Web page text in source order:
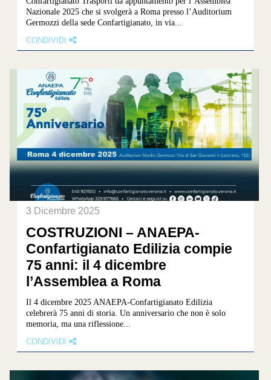
Nazionale 2025 che si svolgerà a Roma presso l’Auditorium
Germozzi della sede Confartigianato, in via...
CONDIVIDI
3 Dicembre 2025
COSTRUZIONI – ANAEPA-
Confartigianato Edilizia compie
75 anni: il 4 dicembre
l’Assemblea a Roma
Il 4 dicembre 2025 ANAEPA-Confartigianato Edilizia
celebrerà 75 anni di storia. Un anniversario che non è solo
memoria, ma una riflessione...
CONDIVIDI